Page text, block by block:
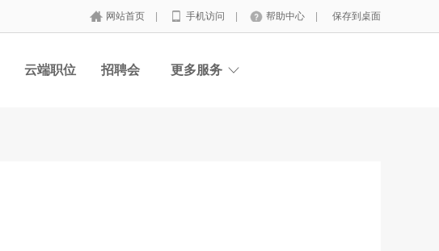
网站首页 手机访问 帮助中心 保存到桌面
云端职位 招聘会 更多服务